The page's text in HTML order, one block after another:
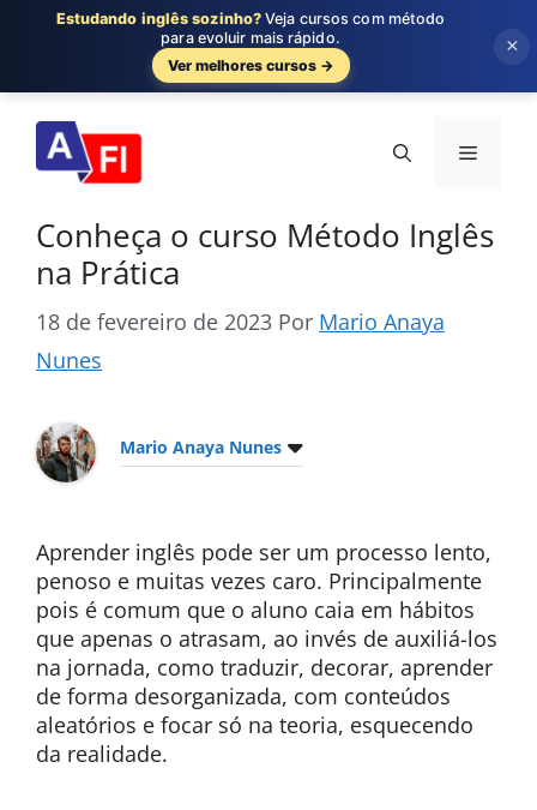
para
conteúdo
Menu
Conheça o curso Método Inglês
na Prática
18 de fevereiro de 2023 Por Mario Anaya
Nunes
Mario Anaya Nunes
Aprender inglês pode ser um processo lento,
penoso e muitas vezes caro. Principalmente
pois é comum que o aluno caia em hábitos
que apenas o atrasam, ao invés de auxiliá-los
na jornada, como traduzir, decorar, aprender
de forma desorganizada, com conteúdos
aleatórios e focar só na teoria, esquecendo
da realidade.
Estudando inglês sozinho? Veja cursos com método
para evoluir mais rápido.
Ver melhores cursos →
×